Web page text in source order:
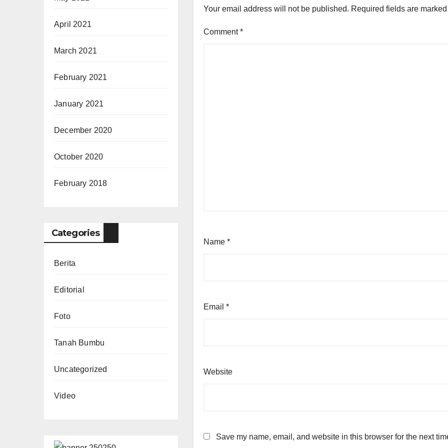
April 2021
March 2021
February 2021
January 2021
December 2020
October 2020
February 2018
Categories
Berita
Editorial
Foto
Tanah Bumbu
Uncategorized
Video
Your email address will not be published. Required fields are
Comment*
Name *
Email *
Website
Save my name, email, and website in this browser for the next